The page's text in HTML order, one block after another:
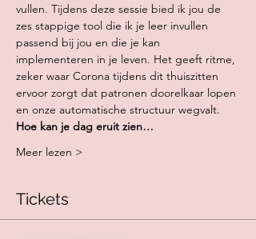
vullen. Tijdens deze sessie bied ik jou de
zes stappige tool die ik je leer invullen
passend bij jou en die je kan
implementeren in je leven. Het geeft ritme,
zeker waar Corona tijdens dit thuiszitten
ervoor zorgt dat patronen doorelkaar lopen
en onze automatische structuur wegvalt.
Hoe kan je dag eruit zien…
Meer lezen >
Tickets